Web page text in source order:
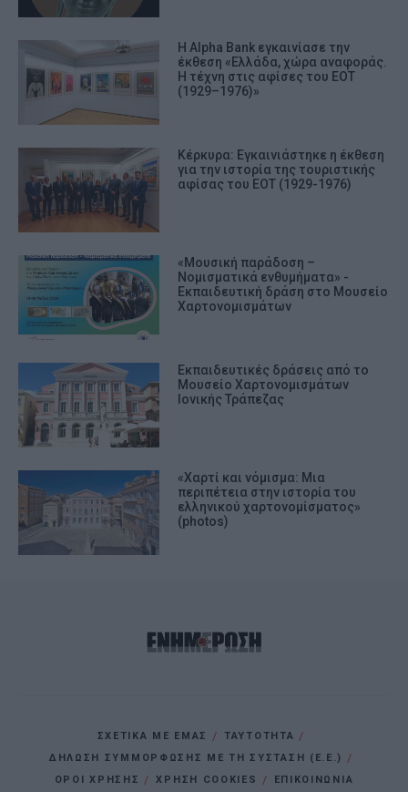
Η Alpha Bank εγκαινίασε την
έκθεση «Ελλάδα, χώρα αναφοράς.
Η τέχνη στις αφίσες του ΕΟΤ
(1929–1976)»
Κέρκυρα: Εγκαινιάστηκε η έκθεση
για την ιστορία της τουριστικής
αφίσας του ΕΟΤ (1929-1976)
«Μουσική παράδοση –
Νομισματικά ενθυμήματα» -
Εκπαιδευτική δράση στο Μουσείο
Χαρτονομισμάτων
Εκπαιδευτικές δράσεις από το
Μουσείο Χαρτονομισμάτων
Ιονικής Τράπεζας
«Χαρτί και νόμισμα: Μια
περιπέτεια στην ιστορία του
ελληνικού χαρτονομίσματος»
(photos)
ΣΧΕΤΙΚΑ ΜΕ ΕΜΑΣ
ΤΑΥΤΟΤΗΤΑ
ΔΗΛΩΣΗ ΣΥΜΜΟΡΦΩΣΗΣ ΜΕ ΤΗ ΣΥΣΤΑΣΗ (Ε.Ε.)
ΌΡΟΙ ΧΡΗΣΗΣ
ΧΡΗΣΗ COOKIES ΕΠΙΚΟΙΝΩΝΙΑ